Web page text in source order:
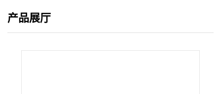
4；4:2FTS-13C2（泰坦现货供应）
产品展厅